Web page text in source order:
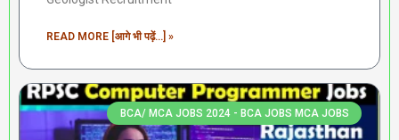
READ MORE [आगे भी पढ़ें...] »
BCA/ MCA JOBS 2024 - BCA JOBS MCA JOBS